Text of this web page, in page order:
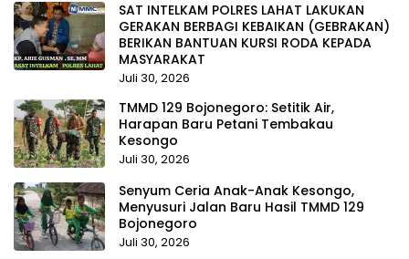
SAT INTELKAM POLRES LAHAT LAKUKAN
GERAKAN BERBAGI KEBAIKAN (GEBRAKAN)
BERIKAN BANTUAN KURSI RODA KEPADA
MASYARAKAT
Juli 30, 2026
TMMD 129 Bojonegoro: Setitik Air,
Harapan Baru Petani Tembakau
Kesongo
Juli 30, 2026
Senyum Ceria Anak-Anak Kesongo,
Menyusuri Jalan Baru Hasil TMMD 129
Bojonegoro
Juli 30, 2026